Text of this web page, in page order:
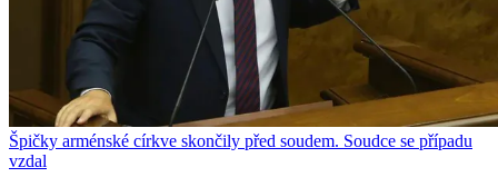
Špičky arménské církve skončily před soudem. Soudce se případu
vzdal